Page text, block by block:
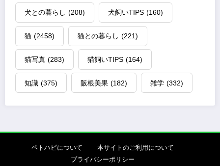
犬との暮らし (208) 犬飼いTIPS (160)
猫 (2458) 猫との暮らし (221)
猫写真 (283) 猫飼いTIPS (164)
知識 (375) 阪根美果 (182) 雑学 (332)
ペトハピについて
本サイトのご利用について
プライバシーポリシー